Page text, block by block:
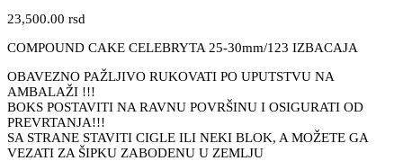
23,500.00 rsd
COMPOUND CAKE CELEBRYTA 25-30mm/123 IZBACAJA
OBAVEZNO PAŽLJIVO RUKOVATI PO UPUTSTVU NA
AMBALAŽI !!!
BOKS POSTAVITI NA RAVNU POVRŠINU I OSIGURATI OD
PREVRTANJA!!!
SA STRANE STAVITI CIGLE ILI NEKI BLOK, A MOŽETE GA
VEZATI ZA ŠIPKU ZABODENU U ZEMLJU